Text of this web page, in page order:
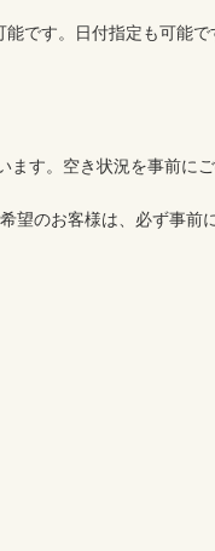
です。日付指定も可能で
ます。空き状況を事前にご
望のお客様は、必ず事前